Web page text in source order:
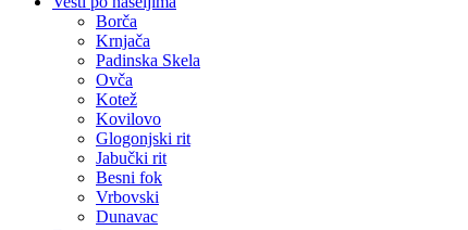
Borča
Krnjača
Padinska Skela
Ovča
Kotež
Kovilovo
Glogonjski rit
Jabučki rit
Besni fok
Vrbovski
Dunavac